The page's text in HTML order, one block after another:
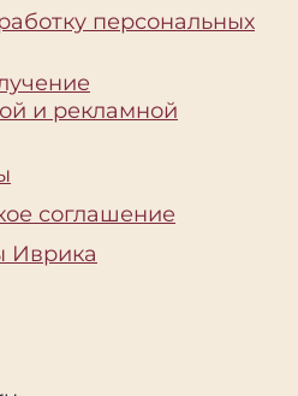
персональных
и рекламной
соглашение
Иврика